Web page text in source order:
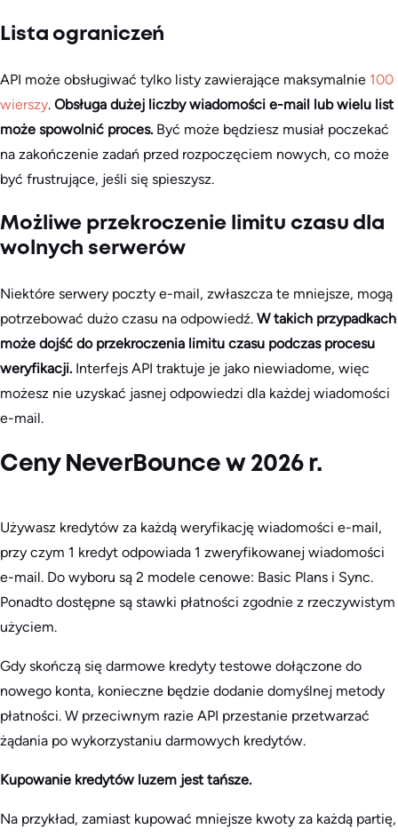
Lista ograniczeń
API może obsługiwać tylko listy zawierające maksymalnie 100
wierszy. Obsługa dużej liczby wiadomości e-mail lub wielu list
może spowolnić proces. Być może będziesz musiał poczekać
na zakończenie zadań przed rozpoczęciem nowych, co może
być frustrujące, jeśli się spieszysz.
Możliwe przekroczenie limitu czasu dla
wolnych serwerów
Niektóre serwery poczty e-mail, zwłaszcza te mniejsze, mogą
potrzebować dużo czasu na odpowiedź. W takich przypadkach
może dojść do przekroczenia limitu czasu podczas procesu
weryfikacji. Interfejs API traktuje je jako niewiadome, więc
możesz nie uzyskać jasnej odpowiedzi dla każdej wiadomości
e-mail.
Ceny NeverBounce w 2026 r.
Używasz kredytów za każdą weryfikację wiadomości e-mail,
przy czym 1 kredyt odpowiada 1 zweryfikowanej wiadomości
e-mail. Do wyboru są 2 modele cenowe: Basic Plans i Sync.
Ponadto dostępne są stawki płatności zgodnie z rzeczywistym
użyciem.
Gdy skończą się darmowe kredyty testowe dołączone do
nowego konta, konieczne będzie dodanie domyślnej metody
płatności. W przeciwnym razie API przestanie przetwarzać
żądania po wykorzystaniu darmowych kredytów.
Kupowanie kredytów luzem jest tańsze.
Na przykład, zamiast kupować mniejsze kwoty za każdą partię,